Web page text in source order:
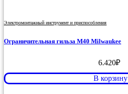
Электромонтажный инструмент и приспособления
Ограничительная гильза M40 Milwaukee
6.420₽
В корзину